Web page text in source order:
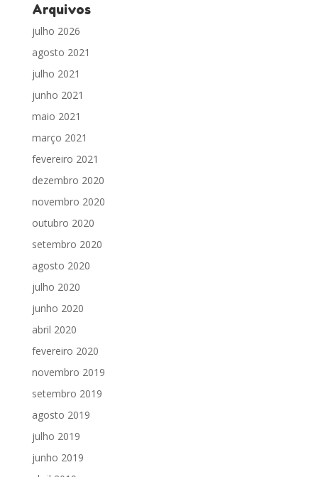
Arquivos
julho 2026
agosto 2021
julho 2021
junho 2021
maio 2021
março 2021
fevereiro 2021
dezembro 2020
novembro 2020
outubro 2020
setembro 2020
agosto 2020
julho 2020
junho 2020
abril 2020
fevereiro 2020
novembro 2019
setembro 2019
agosto 2019
julho 2019
junho 2019